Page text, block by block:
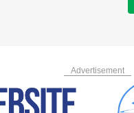
Advertisement